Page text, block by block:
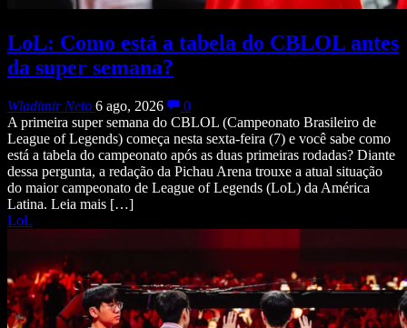
LoL: Como está a tabela do CBLOL antes
da super semana?
Wladimir Neto 6 ago, 2026
0
A primeira super semana do CBLOL (Campeonato Brasileiro de
League of Legends) começa nesta sexta-feira (7) e você sabe como
está a tabela do campeonato após as duas primeiras rodadas? Diante
dessa pergunta, a redação da Pichau Arena trouxe a atual situação
do maior campeonato de League of Legends (LoL) da América
Latina. Leia mais […]
LoL